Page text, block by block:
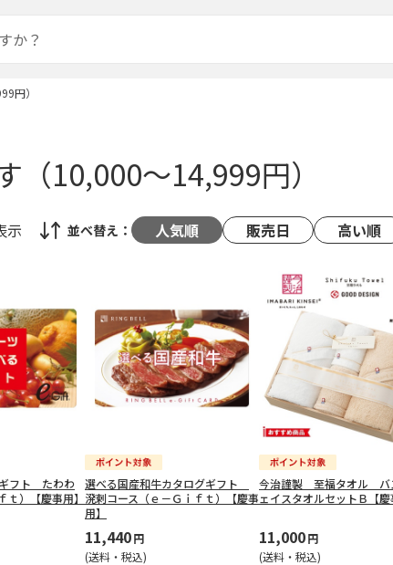
円）
（10,000～14,999円）
示 並べ替え： 人気順 販売日 高い順
フト たわわ
ｔ）【慶事用】
選べる国産和牛カタログギフト
溌剌コース（ｅ－Ｇｉｆｔ）【慶事
用】
11,440円
(送料・税込)
今治謹製 至福タオル バ
ェイスタオルセットＢ【慶
11,000円
(送料・税込)